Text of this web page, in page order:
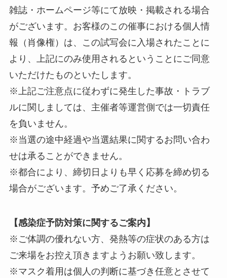
雑誌・ホームページ等にて放映・掲載される場合
がございます。お客様のこの催事における個人情
報（肖像権）は、この試写会に入場されたことに
より、上記にのみ使用されるということにご同意
いただけたものといたします。
※上記ご注意点に従わずに発生した事故・トラブ
ルに関しましては、主催者等運営側では一切責任
を負いません。
※当選の途中経過や当選結果に関するお問い合わ
せは承ることができません。
※都合により、締切日よりも早く応募を締め切る
場合がございます。予めご了承ください。
【感染症予防対策に関するご案内】
※ご体調の優れない方、発熱等の症状のある方は
ご来場をお控え頂きますようお願い致します。
※マスク着用は個人の判断に基づき任意とさせて